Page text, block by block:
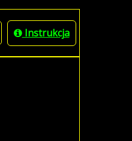
Instrukcja